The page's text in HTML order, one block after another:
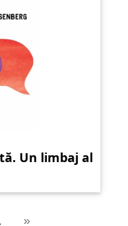
Un limbaj al
»